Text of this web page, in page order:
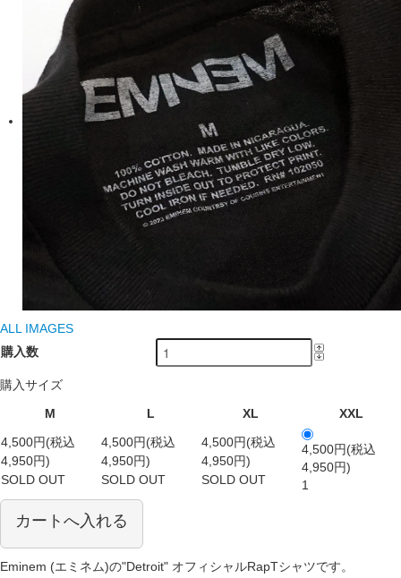
ALL IMAGES
購入数
購入サイズ
M
L XL
XXL
4,500円(税込
4,950円)
SOLD OUT
4,500円(税込
4,950円)
SOLD OUT
4,500円(税込
4,950円)
SOLD OUT
4,500円(税込
4,950円)
1
カートへ入れる
Eminem (エミネム)の"Detroit" オフィシャルRapTシャツです。